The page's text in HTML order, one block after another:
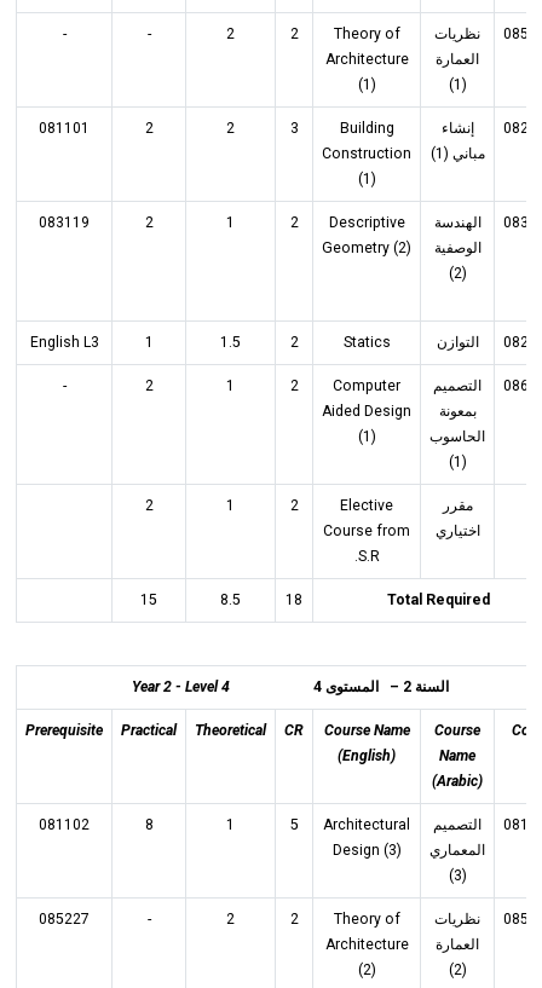
نظريات
العمارة
(1)
Theory of
Architecture
(1)
2
2
-
-
إنشاء
مباني (1)
Building
Construction
(1)
3
2
2
081101
الهندسة
الوصفية
(2)
Descriptive
Geometry (2)
2
1
2
083119
التوازن Statics
2
1.5
1
English L3
التصميم
بمعونة
الحاسوب
(1)
Computer
Aided Design
(1)
2
1
2
-
مقرر
اختياري
Elective
Course from
S.R.
2
1
2
Total Required
18
8.5
15
السنة 2 – المستوى 4 Year 2 - Level 4
Course
Name
(Arabic)
Course Name
(English)
CR
Theoretical
Practical
Prerequisite
التصميم
المعماري
(3)
Architectural
Design (3)
5
1
8
081102
نظريات
العمارة
(2)
Theory of
Architecture
(2)
2
2
-
085227